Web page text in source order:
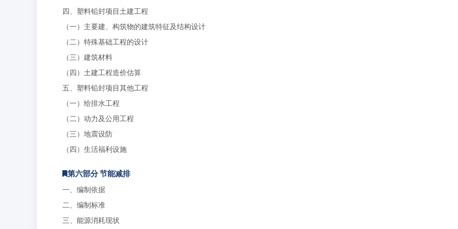
四、塑料铅封项目土建工程
（一）主要建、构筑物的建筑特征及结构设计
（二）特殊基础工程的设计
（三）建筑材料
（四）土建工程造价估算
五、塑料铅封项目其他工程
（一）给排水工程
（二）动力及公用工程
（三）地震设防
（四）生活福利设施
第六部分 节能减排
一、编制依据
二、编制标准
三、能源消耗现状